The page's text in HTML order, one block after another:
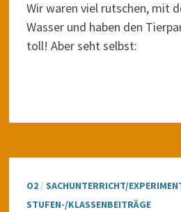
Wir waren viel rutschen, mit
Wasser und haben den
toll! Aber seht selbst:
O2/ SACHUNTERRICHT/
STUFEN-/KLASSENBEITRÄGE